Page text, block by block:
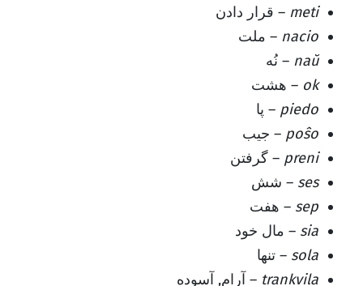
meti – قرار دادن
nacio – ملت
naŭ – نُه
ok – هشت
piedo – پا
poŝo – جیب
preni – گرفتن
ses – شش
sep – هفت
sia – مال خود
sola – تنها
trankvila – آرام, آسوده